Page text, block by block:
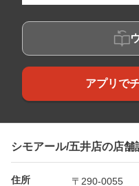
アプリで
シモアール/五井店の店舗
住所
〒290-0055